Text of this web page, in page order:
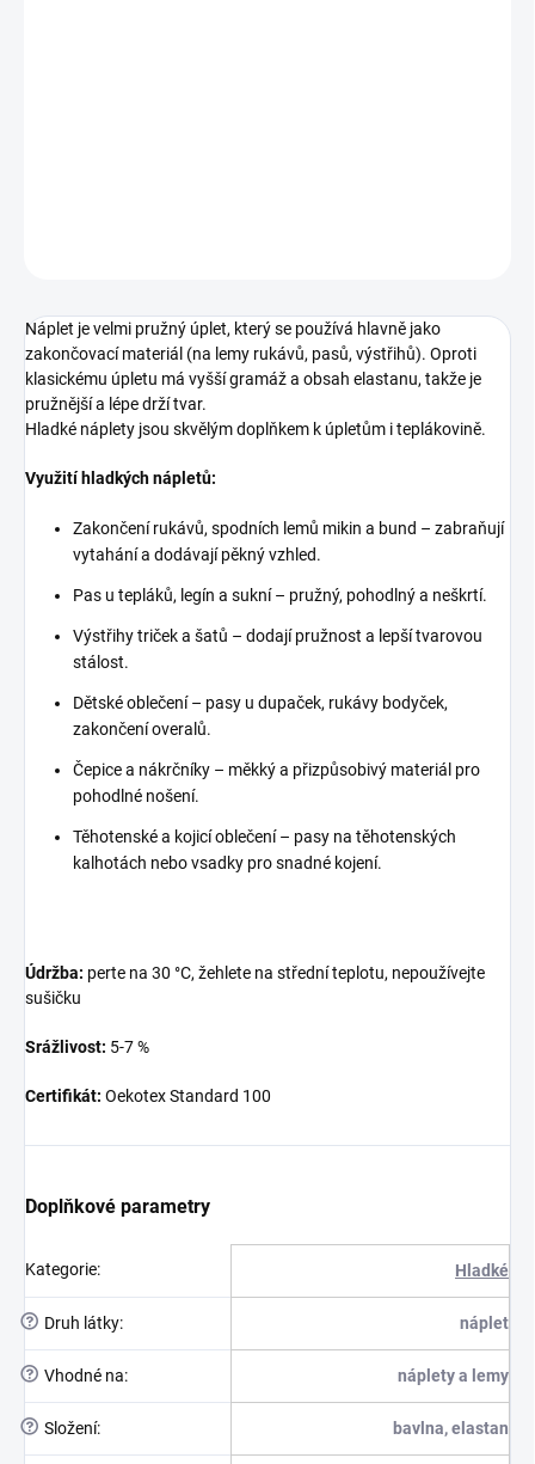
Náplet je velmi pružný úplet, který se používá hlavně jako
zakončovací materiál (na lemy rukávů, pasů, výstřihů). Oproti
klasickému úpletu má vyšší gramáž a obsah elastanu, takže je
pružnější a lépe drží tvar.
Hladké náplety jsou skvělým doplňkem k úpletům i teplákovině.
Využití hladkých nápletů:
Zakončení rukávů, spodních lemů mikin a bund – zabraňují
vytahání a dodávají pěkný vzhled.
Pas u tepláků, legín a sukní – pružný, pohodlný a neškrtí.
Výstřihy triček a šatů – dodají pružnost a lepší tvarovou
stálost.
Dětské oblečení – pasy u dupaček, rukávy bodyček,
zakončení overalů.
Čepice a nákrčníky – měkký a přizpůsobivý materiál pro
pohodlné nošení.
Těhotenské a kojicí oblečení – pasy na těhotenských
kalhotách nebo vsadky pro snadné kojení.
Údržba: perte na 30 °C, žehlete na střední teplotu, nepoužívejte
sušičku
Srážlivost: 5-7 %
Certifikát: Oekotex Standard 100
Doplňkové parametry
Kategorie: Hladké
? Druh látky: náplet
? Vhodné na: náplety a lemy
? Složení: bavlna, elastan